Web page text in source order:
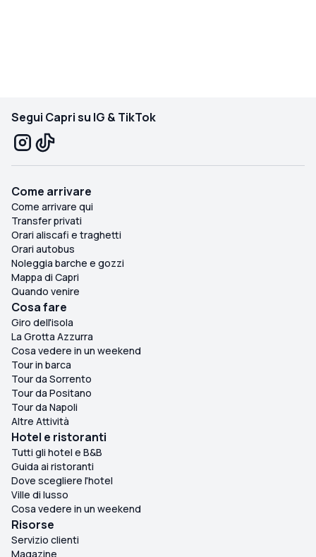
Segui Capri su IG & TikTok
Come arrivare
Come arrivare qui
Transfer privati
Orari aliscafi e traghetti
Orari autobus
Noleggia barche e gozzi
Mappa di Capri
Quando venire
Cosa fare
Giro dell'isola
La Grotta Azzurra
Cosa vedere in un weekend
Tour in barca
Tour da Sorrento
Tour da Positano
Tour da Napoli
Altre Attività
Hotel e ristoranti
Tutti gli hotel e B&B
Guida ai ristoranti
Dove scegliere l'hotel
Ville di lusso
Cosa vedere in un weekend
Risorse
Servizio clienti
Magazine